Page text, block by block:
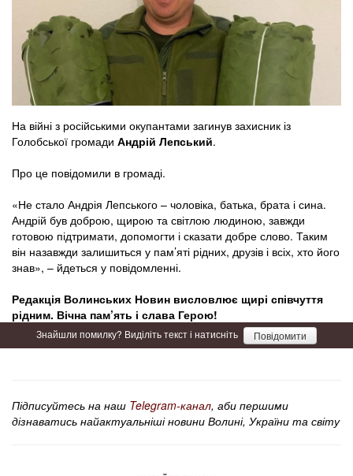
На війні з російськими окупантами загинув захисник із
Голобської громади Андрій Лепський.
Про це повідомили в громаді.
«Не стало Андрія Лепського – чоловіка, батька, брата і сина.
Андрій був доброю, щирою та світлою людиною, завжди
готовою підтримати, допомогти і сказати добре слово. Таким
він назавжди залишиться у пам’яті рідних, друзів і всіх, хто його
знав», – йдеться у повідомленні.
Редакція Волинських Новин висловлює щирі співчуття
рідним. Вічна пам’ять і слава Герою!
Знайшли помилку? Виділіть текст і натисніть Повідомити
Підписуйтесь на наш Telegram-канал, аби першими
дізнаватись найактуальніші новини Волині, України та світу